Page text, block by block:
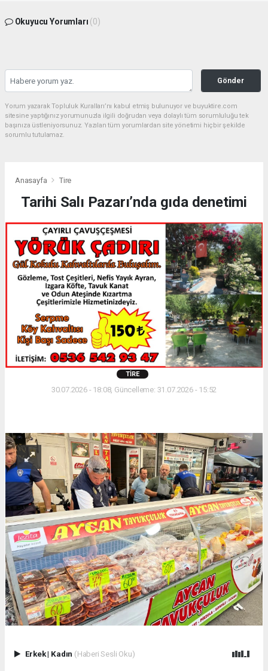
Okuyucu Yorumları (0)
Gönder
Yorum yazarak Topluluk Kuralları’nı kabul etmiş bulunuyor ve buyuktire.com
sitesine yaptığınız yorumunuzla ilgili doğrudan veya dolaylı tüm sorumluluğu tek
başınıza üstleniyorsunuz. Yazılan tüm yorumlardan site yönetimi hiçbir şekilde
sorumlu tutulamaz.
Anasayfa Tire
Tarihi Salı Pazarı’nda gıda denetimi
TIRE
30.07.2026 - 18:08, Güncelleme: 31.07.2026 - 15:52
Erkek| Kadın (Haberi Sesli Oku)